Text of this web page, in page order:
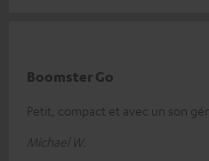
Boomster Go
Petit, compact et avec un son
Michael W.